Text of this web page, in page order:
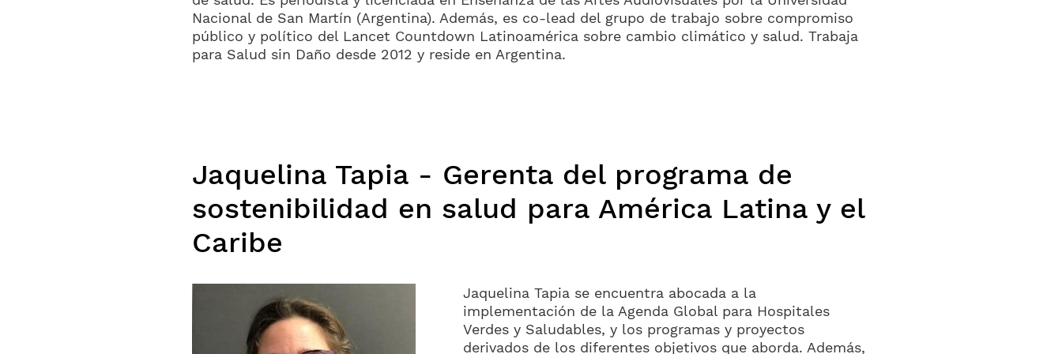
Nacional de San Martín (Argentina). Además, es co-lead del grupo de trabajo sobre compromiso
público y político del Lancet Countdown Latinoamérica sobre cambio climático y salud. Trabaja
para Salud sin Daño desde 2012 y reside en Argentina.
Jaquelina Tapia - Gerenta del programa de
sostenibilidad en salud para América Latina y el
Caribe
Jaquelina Tapia se encuentra abocada a la
implementación de la Agenda Global para Hospitales
Verdes y Saludables, y los programas y proyectos
derivados de los diferentes objetivos que aborda. Además,